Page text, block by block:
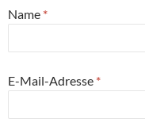
Name *
E-Mail-Adresse *